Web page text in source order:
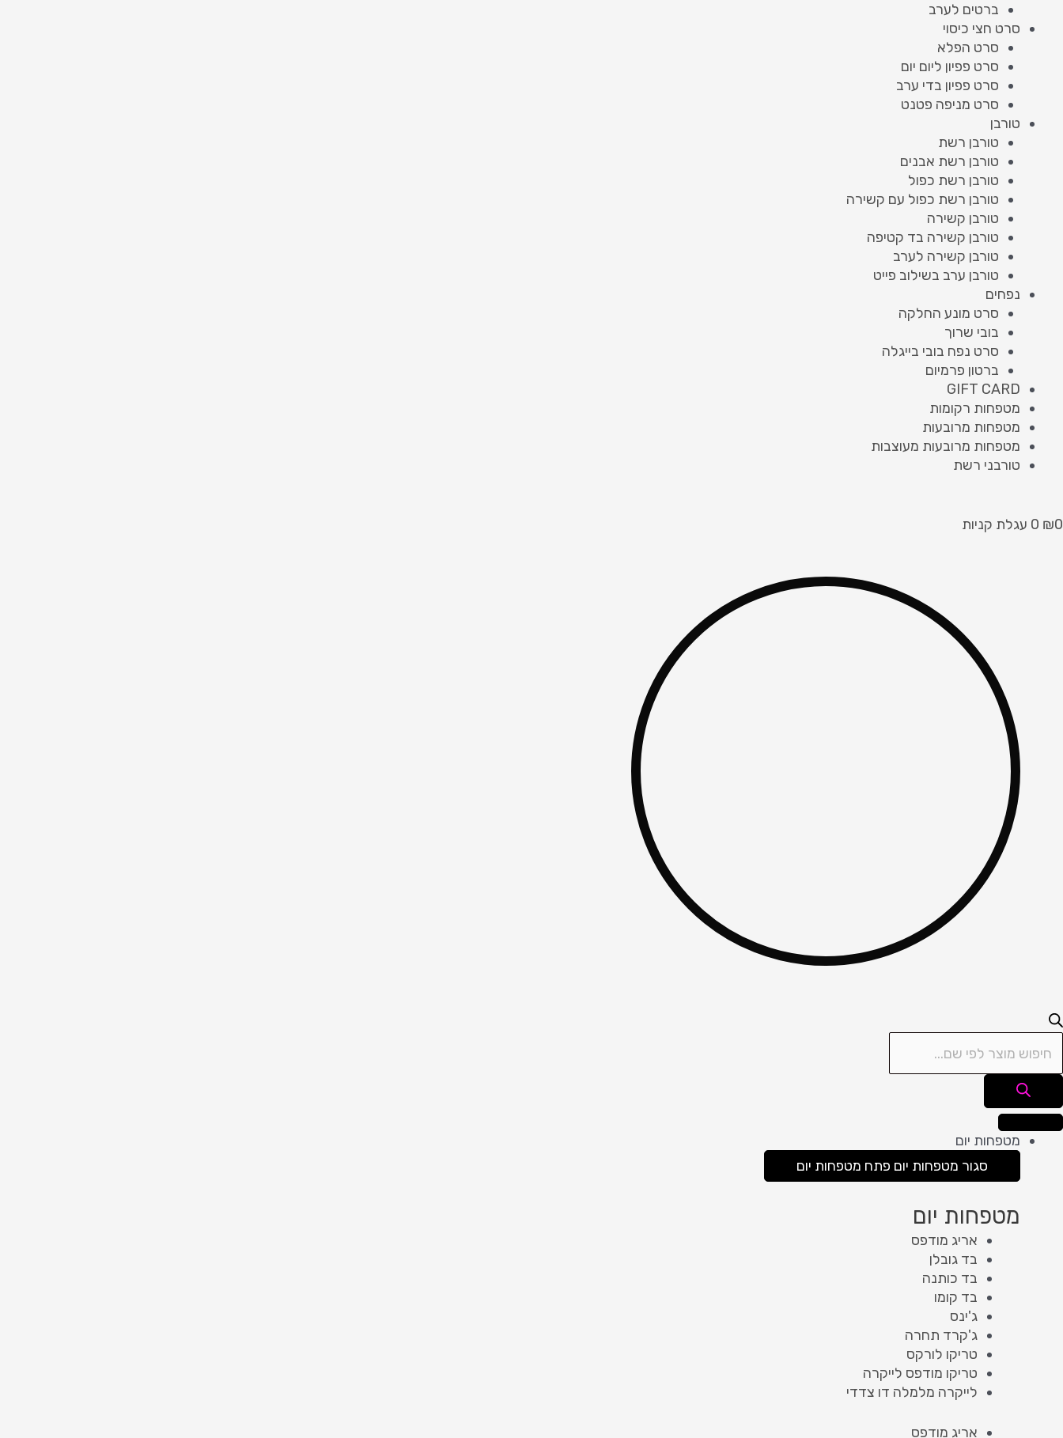
ברטים לערב
סרט חצי כיסוי
סרט הפלא
סרט פפיון ליום יום
סרט פפיון בדי ערב
סרט מניפה פטנט
טורבן
טורבן רשת
טורבן רשת אבנים
טורבן רשת כפול
טורבן רשת כפול עם קשירה
טורבן קשירה
טורבן קשירה בד קטיפה
טורבן קשירה לערב
טורבן ערב בשילוב פייט
נפחים
סרט מונע החלקה
בובי שרוך
סרט נפח בובי בייגלה
ברטון פרמיום
GIFT CARD
מטפחות רקומות
מטפחות מרובעות
מטפחות מרובעות מעוצבות
טורבני רשת
₪0
0 עגלת קניות
מטפחות יום
סגור מטפחות יום פתח מטפחות יום
מטפחות יום
אריג מודפס
בד גובלן
בד כותנה
בד קומו
ג'ינס
ג'קרד תחרה
טריקו לורקס
טריקו מודפס לייקרה
לייקרה מלמלה דו צדדי
אריג מודפס